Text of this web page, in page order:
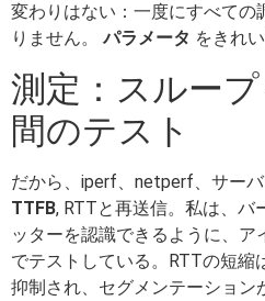
変わりはない：一度にすべての
りません。パラメータ をきれ
測定：スルー
間のテスト
だから、iperf、netperf、サーバ
TTFB, RTTと再送信。私は、バ
ッターを認識できるように、
でテストしている。RTTの短縮
抑制され、セグメンテーション